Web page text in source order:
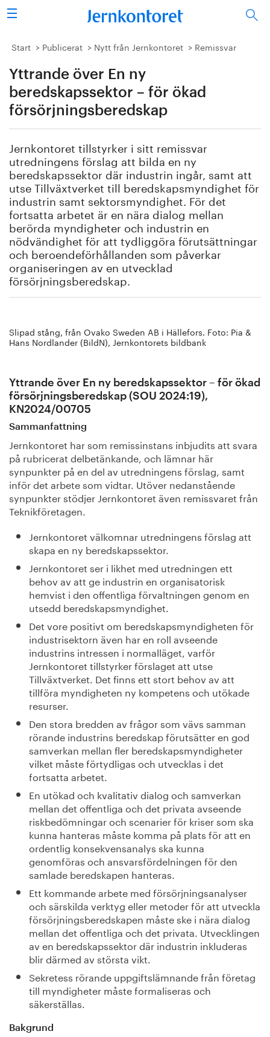
Sök
Stålindustrin
Vision 2050
Forskning/utbildning
Vi tycker
Publicerat
Bildbank
Om oss
Start Publicerat Nytt från Jernkontoret Remissvar
Yttrande över En ny
beredskapssektor – för ökad
försörjningsberedskap
Jernkontoret tillstyrker i sitt remissvar
utredningens förslag att bilda en ny
beredskapssektor där industrin ingår, samt att
utse Tillväxtverket till beredskapsmyndighet för
industrin samt sektorsmyndighet. För det
fortsatta arbetet är en nära dialog mellan
berörda myndigheter och industrin en
nödvändighet för att tydliggöra förutsättningar
och beroendeförhållanden som påverkar
organiseringen av en utvecklad
försörjningsberedskap.
Slipad stång, från Ovako Sweden AB i Hällefors. Foto: Pia &
Hans Nordlander (BildN), Jernkontorets bildbank
Yttrande över En ny beredskapssektor – för ökad
försörjningsberedskap (SOU 2024:19),
KN2024/00705
Sammanfattning
Jernkontoret har som remissinstans inbjudits att svara
på rubricerat delbetänkande, och lämnar här
synpunkter på en del av utredningens förslag, samt
inför det arbete som vidtar. Utöver nedanstående
synpunkter stödjer Jernkontoret även remissvaret från
Teknikföretagen.
Jernkontoret välkomnar utredningens förslag att
skapa en ny beredskapssektor.
Jernkontoret ser i likhet med utredningen ett
behov av att ge industrin en organisatorisk
hemvist i den offentliga förvaltningen genom en
utsedd beredskapsmyndighet.
Det vore positivt om beredskapsmyndigheten för
industrisektorn även har en roll avseende
industrins intressen i normalläget, varför
Jernkontoret tillstyrker förslaget att utse
Tillväxtverket. Det finns ett stort behov av att
tillföra myndigheten ny kompetens och utökade
resurser.
Den stora bredden av frågor som vävs samman
rörande industrins beredskap förutsätter en god
samverkan mellan fler beredskapsmyndigheter
vilket måste förtydligas och utvecklas i det
fortsatta arbetet.
En utökad och kvalitativ dialog och samverkan
mellan det offentliga och det privata avseende
riskbedömningar och scenarier för kriser som ska
kunna hanteras måste komma på plats för att en
ordentlig konsekvensanalys ska kunna
genomföras och ansvarsfördelningen för den
samlade beredskapen hanteras.
Ett kommande arbete med försörjningsanalyser
och särskilda verktyg eller metoder för att utveckla
försörjningsberedskapen måste ske i nära dialog
mellan det offentliga och det privata. Utvecklingen
av en beredskapssektor där industrin inkluderas
blir därmed av största vikt.
Sekretess rörande uppgiftslämnande från företag
till myndigheter måste formaliseras och
säkerställas.
Bakgrund